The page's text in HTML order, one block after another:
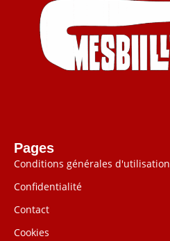
Pages
Conditions générales d'utilisation
Confidentialité
Contact
Cookies